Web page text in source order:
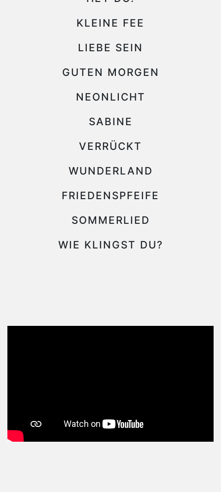
KLEINE FEE
LIEBE SEIN
GUTEN MORGEN
NEONLICHT
SABINE
VERRÜCKT
WUNDERLAND
FRIEDENSPFEIFE
SOMMERLIED
WIE KLINGST DU?